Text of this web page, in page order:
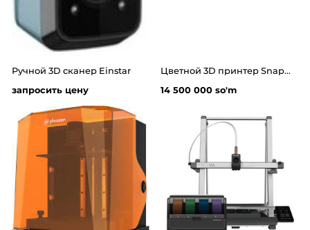
Ручной 3D сканер Einstar
запросить цену
Цветной 3D принтер Snapmaker U1 (4 экструдера)
14 500 000 so'm